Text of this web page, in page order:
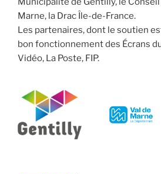
Marne, la Drac Île-de-France.
Les partenaires, dont le soutien
bon fonctionnement des Écrans
Vidéo, La Poste, FIP.